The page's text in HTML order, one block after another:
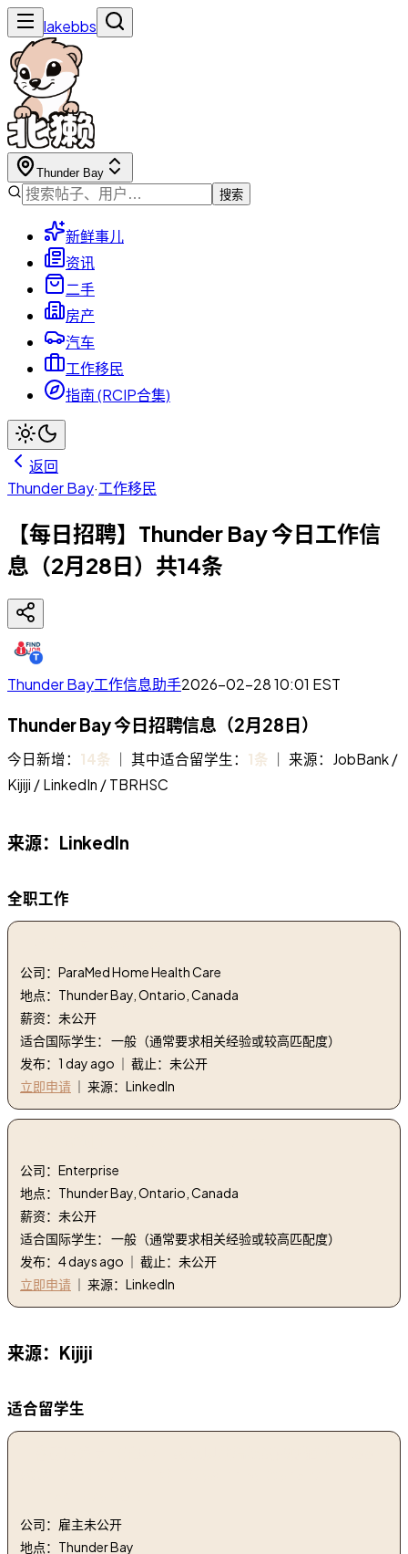
lakebbs
Thunder Bay
搜索
新鲜事儿
资讯
二手
房产
汽车
工作移民
指南 (RCIP合集)
返回
Thunder Bay·工作移民
【每日招聘】Thunder Bay 今日工作信
息（2月28日）共14条
Thunder Bay工作信息助手2026-02-28 10:01 EST
Thunder Bay 今日招聘信息（2月28日）
今日新增： 14条 ｜ 其中适合留学生： 1条 ｜ 来源：JobBank /
Kijiji / LinkedIn / TBRHSC
来源：LinkedIn
全职工作
公司：ParaMed Home Health Care
地点：Thunder Bay, Ontario, Canada
薪资：未公开
适合国际学生： 一般（通常要求相关经验或较高匹配度）
发布：1 day ago ｜ 截止：未公开
立即申请 ｜ 来源：LinkedIn
公司：Enterprise
地点：Thunder Bay, Ontario, Canada
薪资：未公开
适合国际学生： 一般（通常要求相关经验或较高匹配度）
发布：4 days ago ｜ 截止：未公开
立即申请 ｜ 来源：LinkedIn
来源：Kijiji
适合留学生
公司：雇主未公开
地点：Thunder Bay